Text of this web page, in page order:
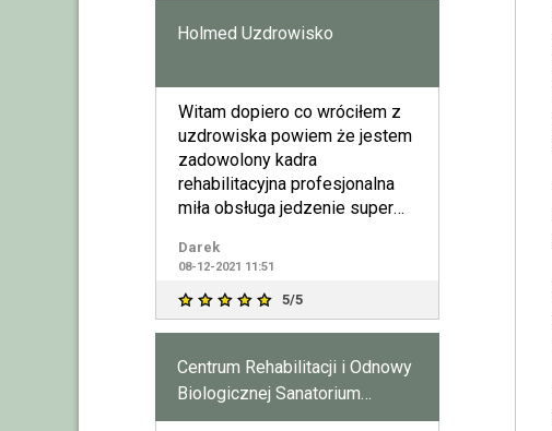
Holmed Uzdrowisko
Witam dopiero co wróciłem z
uzdrowiska powiem że jestem
zadowolony kadra
rehabilitacyjna profesjonalna
miła obsługa jedzenie super
Darek
08-12-2021 11:51
5/5
Centrum Rehabilitacji i Odnowy
Biologicznej Sanatorium
Uzdrowiskowe Gryf w